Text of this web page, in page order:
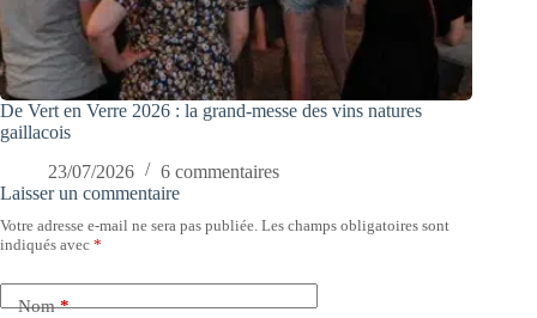
De Vert en Verre 2026 : la grand-messe des vins natures
gaillacois
23/07/2026
6 commentaires
Laisser un commentaire
Votre adresse e-mail ne sera pas publiée. Les champs obligatoires sont
indiqués avec *
Nom*